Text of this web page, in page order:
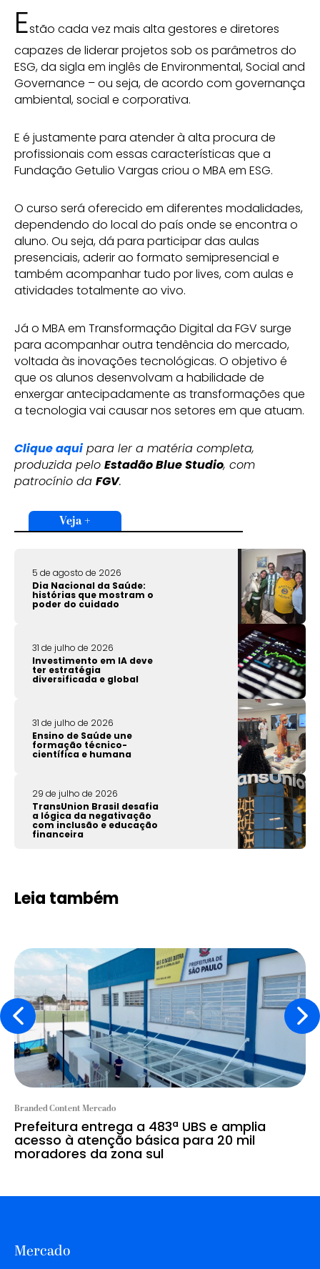
Estão cada vez mais alta gestores e diretores
capazes de liderar projetos sob os parâmetros do
ESG, da sigla em inglês de Environmental, Social and
Governance – ou seja, de acordo com governança
ambiental, social e corporativa.
E é justamente para atender à alta procura de
profissionais com essas características que a
Fundação Getulio Vargas criou o MBA em ESG.
O curso será oferecido em diferentes modalidades,
dependendo do local do país onde se encontra o
aluno. Ou seja, dá para participar das aulas
presenciais, aderir ao formato semipresencial e
também acompanhar tudo por lives, com aulas e
atividades totalmente ao vivo.
Já o MBA em Transformação Digital da FGV surge
para acompanhar outra tendência do mercado,
voltada às inovações tecnológicas. O objetivo é
que os alunos desenvolvam a habilidade de
enxergar antecipadamente as transformações que
a tecnologia vai causar nos setores em que atuam.
Clique aquipara ler a matéria completa,
produzida pelo Estadão Blue Studio, com
patrocínio da FGV.
Veja +
5 de agosto de 2026
Dia Nacional da Saúde:
histórias que mostram o
poder do cuidado
31 de julho de 2026
Investimento em IA deve
ter estratégia
diversificada e global
31 de julho de 2026
Ensino de Saúde une
formação técnico-
científica e humana
29 de julho de 2026
TransUnion Brasil desafia
a lógica da negativação
com inclusão e educação
financeira
Leia também
Branded Content Mercado
Prefeitura entrega a 483ª UBS e amplia
acesso à atenção básica para 20 mil
moradores da zona sul
Mercado